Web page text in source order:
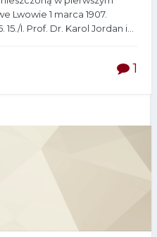
Lwowie 1 marca 1907.
I. Prof. Dr. Karol Jordan i...
1